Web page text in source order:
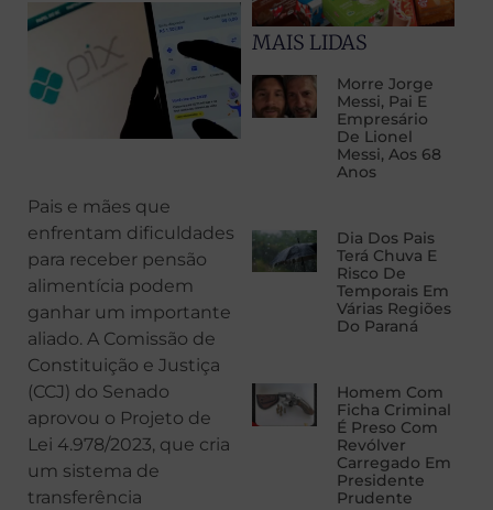
Pais e mães que
enfrentam dificuldades
para receber pensão
alimentícia podem
ganhar um importante
aliado. A Comissão de
Constituição e Justiça
(CCJ) do Senado
aprovou o Projeto de
Lei 4.978/2023, que cria
um sistema de
transferência
MAIS LIDAS
Morre Jorge
Messi, Pai E
Empresário
De Lionel
Messi, Aos 68
Anos
Dia Dos Pais
Terá Chuva E
Risco De
Temporais Em
Várias Regiões
Do Paraná
Homem Com
Ficha Criminal
É Preso Com
Revólver
Carregado Em
Presidente
Prudente